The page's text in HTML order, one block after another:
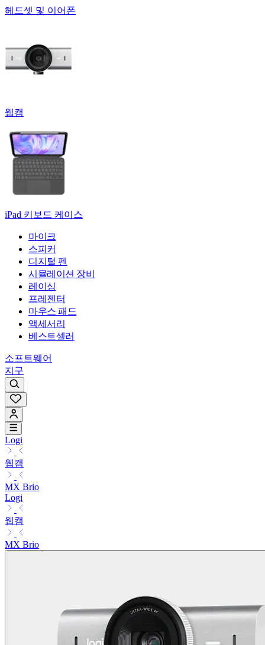
헤드셋 및 이어폰
웹캠
iPad 키보드 케이스
마이크
스피커
디지털 펜
시뮬레이션 장비
레이싱
프레젠터
마우스 패드
액세서리
베스트셀러
소프트웨어
지구
Logi
웹캠
MX Brio
Logi
웹캠
MX Brio